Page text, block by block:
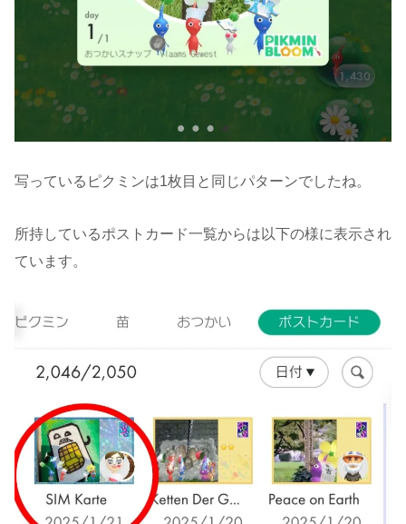
写っているピクミンは1枚目と同じパターンでしたね。
所持しているポストカード一覧からは以下の様に表示され
ています。